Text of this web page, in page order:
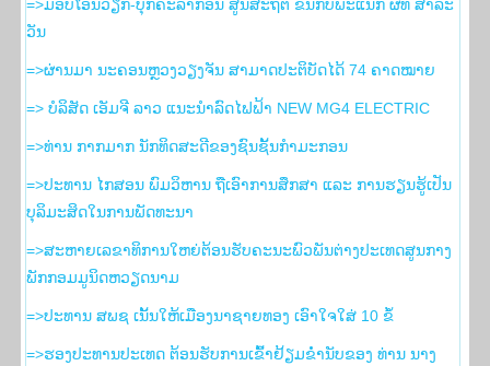
=>ມອບໂອນວຽກ-ບຸກຄະລາກອນ ສູນສະຖິຕິ ຂຶ້ນກັບພະແນກ ຜທ ສາລະ
ວັນ
=>ຜ່ານມາ ນະຄອນຫຼວງວຽງຈັນ ສາມາດປະຕິບັດໄດ້ 74 ຄາດໝາຍ
=> ບໍລິສັດ ເອັມຈີ ລາວ ແນະນຳລົດໄຟຟ້າ NEW MG4 ELECTRIC
=>ທ່ານ ກາກມາກ ນັກທິດສະດີຂອງຊົນຊັ້ນກຳມະກອນ
=>ປະທານ ໄກສອນ ພົມວິຫານ ຖືເອົາການສຶກສາ ແລະ ການຮຽນຮູ້ເປັນ
ບຸລິມະສິດໃນການພັດທະນາ
=>ສະຫາຍເລຂາທິການໃຫຍ່ຕ້ອນຮັບຄະນະພົວພັນຕ່າງປະເທດສູນກາງ
ພັກກອມມູນິດຫວຽດນາມ
=>ປະທານ ສພຊ ເນັ້ນໃຫ້ເມືອງນາຊາຍທອງ ເອົາໃຈໃສ່ 10 ຂໍ້
=>ຮອງ​ປະທານ​ປະເທດ ຕ້ອນຮັບ​ການ​ເຂົ້າ​ຢ້ຽມ​ຂ່ຳນັບ​ຂອງ ທ່ານ ນາງ